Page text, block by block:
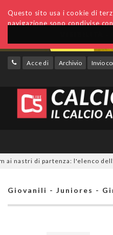
Questo sito usa i cookie di
navigazione sono condivise
Accedi Archivio Invio
di partenza: l'elenco delle
Giovanili - Juniores -